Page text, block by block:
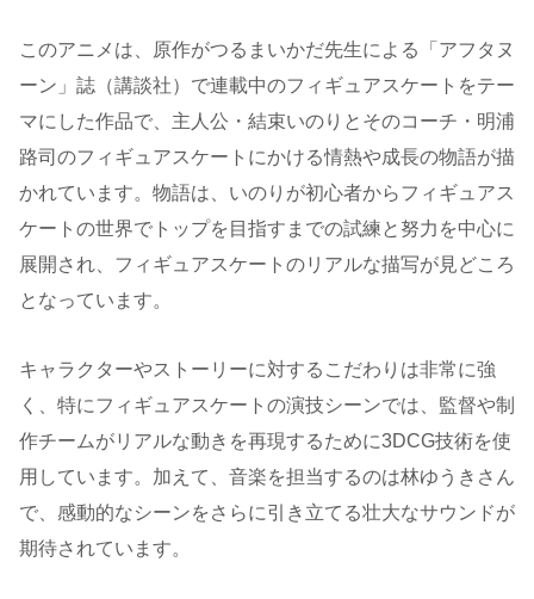
このアニメは、原作がつるまいかだ先生による「アフタヌ
ーン」誌（講談社）で連載中のフィギュアスケートをテー
マにした作品で、主人公・結束いのりとそのコーチ・明浦
路司のフィギュアスケートにかける情熱や成長の物語が描
かれています。物語は、いのりが初心者からフィギュアス
ケートの世界でトップを目指すまでの試練と努力を中心に
展開され、フィギュアスケートのリアルな描写が見どころ
となっています。
キャラクターやストーリーに対するこだわりは非常に強
く、特にフィギュアスケートの演技シーンでは、監督や制
作チームがリアルな動きを再現するために3DCG技術を使
用しています。加えて、音楽を担当するのは林ゆうきさん
で、感動的なシーンをさらに引き立てる壮大なサウンドが
期待されています​。